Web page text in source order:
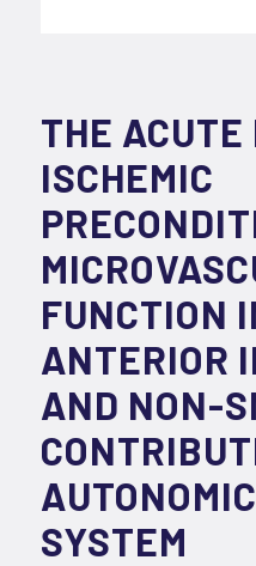
THE ACUTE
ISCHEMIC
FUNCTION
ANTERIOR
AND NON-
SYSTEM